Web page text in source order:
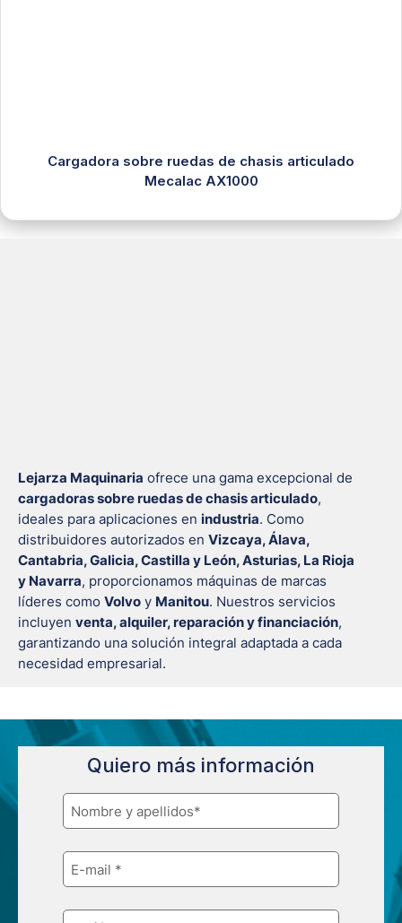
Cargadora sobre ruedas de chasis articulado
Mecalac AX1000
Lejarza Maquinaria ofrece una gama excepcional de
cargadoras sobre ruedas de chasis articulado,
ideales para aplicaciones en industria. Como
distribuidores autorizados en Vizcaya, Álava,
Cantabria, Galicia, Castilla y León, Asturias, La Rioja
y Navarra, proporcionamos máquinas de marcas
líderes como Volvo y Manitou. Nuestros servicios
incluyen venta, alquiler, reparación y financiación,
garantizando una solución integral adaptada a cada
necesidad empresarial.
Quiero más información